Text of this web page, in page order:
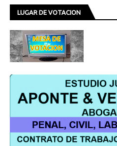
LUGAR DE VOTACION